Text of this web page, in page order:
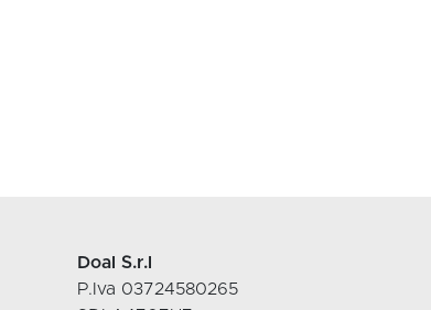
Doal S.r.l
P.Iva 03724580265